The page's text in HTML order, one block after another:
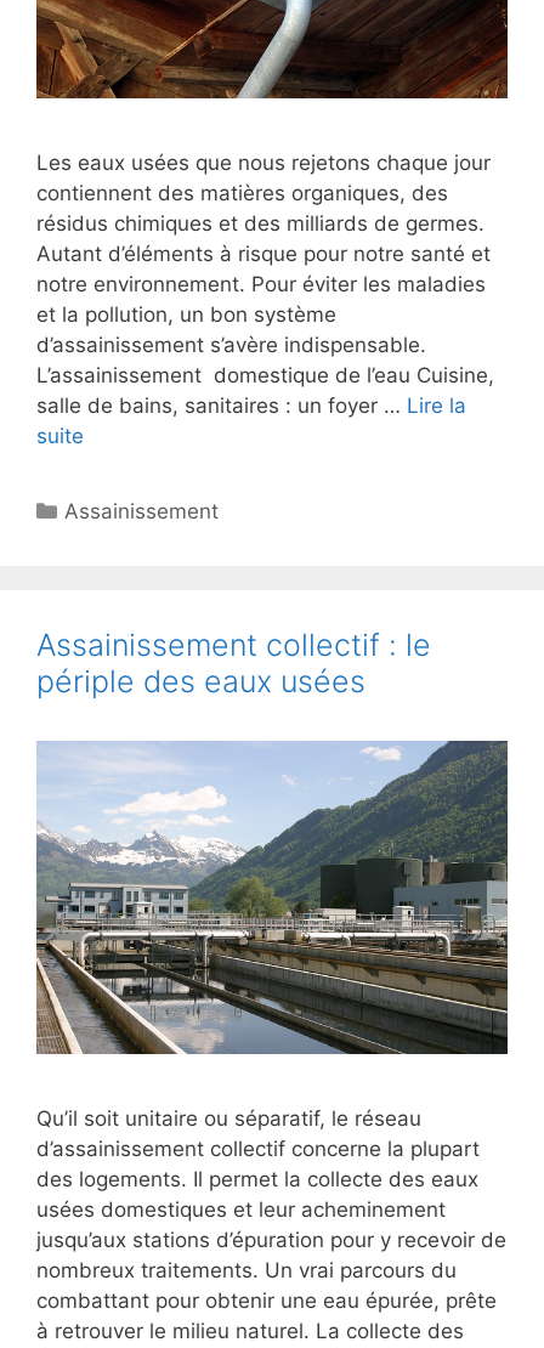
Les eaux usées que nous rejetons chaque jour
contiennent des matières organiques, des
résidus chimiques et des milliards de germes.
Autant d’éléments à risque pour notre santé et
notre environnement. Pour éviter les maladies
et la pollution, un bon système
d’assainissement s’avère indispensable.
L’assainissement domestique de l’eau Cuisine,
salle de bains, sanitaires : un foyer … Lire la
suite
Catégories
Assainissement
Assainissement collectif : le
périple des eaux usées
Qu’il soit unitaire ou séparatif, le réseau
d’assainissement collectif concerne la plupart
des logements. Il permet la collecte des eaux
usées domestiques et leur acheminement
jusqu’aux stations d’épuration pour y recevoir de
nombreux traitements. Un vrai parcours du
combattant pour obtenir une eau épurée, prête
à retrouver le milieu naturel. La collecte des